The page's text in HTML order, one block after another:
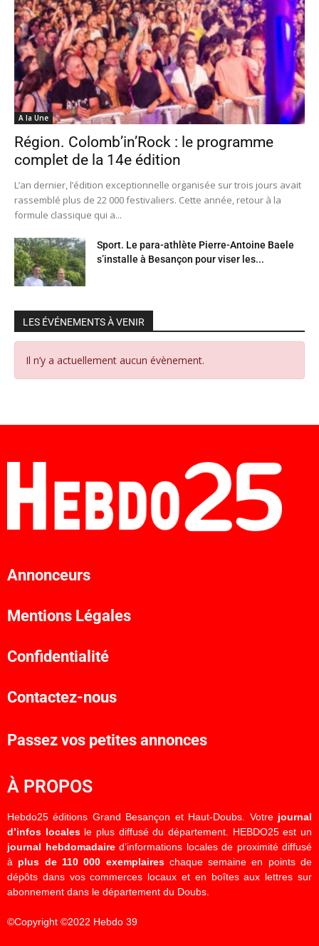
A la Une
Région. Colomb’in’Rock : le programme
complet de la 14e édition
L’an dernier, l’édition exceptionnelle organisée sur trois jours avait
rassemblé plus de 22 000 festivaliers. Cette année, retour à la
formule classique qui a...
Sport. Le para-athlète Pierre-Antoine Baele
s’installe à Besançon pour viser les...
LES ÉVÉNEMENTS À VENIR
Il n’y a actuellement aucun évènement.
Annonceurs
Mentions Légales
Confidentialité
Contactez-nous
Passez vos petites annonces
À PROPOS
Hebdo25 éditions Grand Besançon et Haut-Doubs. Votre journal
d’infos localesle plus diffusé du département. HEBDO25 est un
journal hebdomadaired’informations locales de proximité diffusé
à plus de 110 000 exemplaireschaque semaine en points de
dépôts dans vos commerces locaux et en boîtes aux lettres sur
abonnement dans le département du Doubs.
©Copyright ©2022 Hebdo 39